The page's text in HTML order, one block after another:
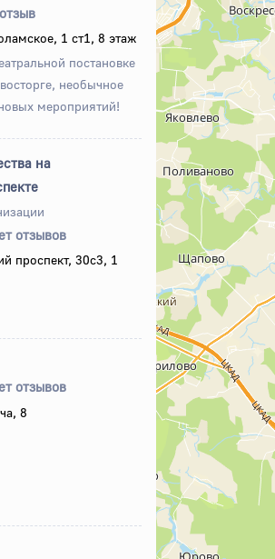
1 ст1, 8 этаж
постановке
необычное
мероприятий!
на
отзывов
проспект, 30с3, 1
отзывов
8